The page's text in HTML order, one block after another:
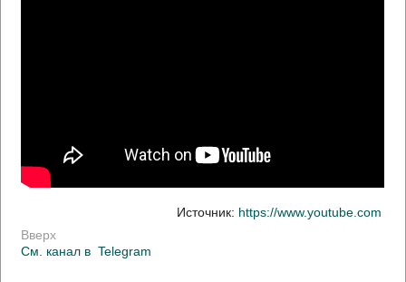
Источник: https://www.youtube.com
Вверх
См. канал в Telegram